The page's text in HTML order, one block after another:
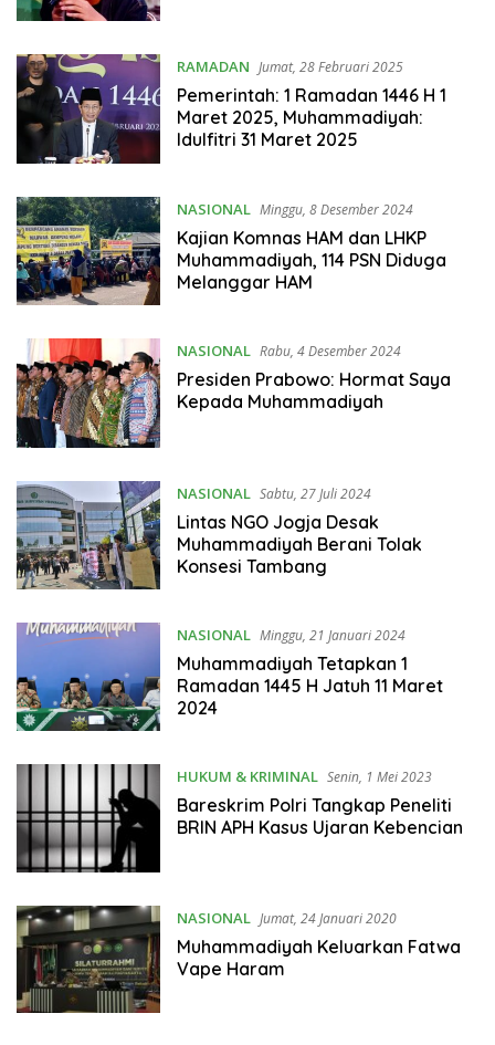
RAMADAN Jumat, 28 Februari 2025
Pemerintah: 1 Ramadan 1446 H 1
Maret 2025, Muhammadiyah:
Idulfitri 31 Maret 2025
NASIONAL Minggu, 8 Desember 2024
Kajian Komnas HAM dan LHKP
Muhammadiyah, 114 PSN Diduga
Melanggar HAM
NASIONAL Rabu, 4 Desember 2024
Presiden Prabowo: Hormat Saya
Kepada Muhammadiyah
NASIONAL Sabtu, 27 Juli 2024
Lintas NGO Jogja Desak
Muhammadiyah Berani Tolak
Konsesi Tambang
NASIONAL Minggu, 21 Januari 2024
Muhammadiyah Tetapkan 1
Ramadan 1445 H Jatuh 11 Maret
2024
HUKUM & KRIMINAL Senin, 1 Mei 2023
Bareskrim Polri Tangkap Peneliti
BRIN APH Kasus Ujaran Kebencian
NASIONAL Jumat, 24 Januari 2020
Muhammadiyah Keluarkan Fatwa
Vape Haram